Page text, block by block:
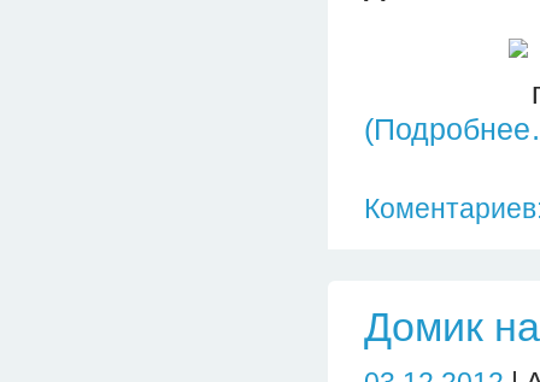
Домик